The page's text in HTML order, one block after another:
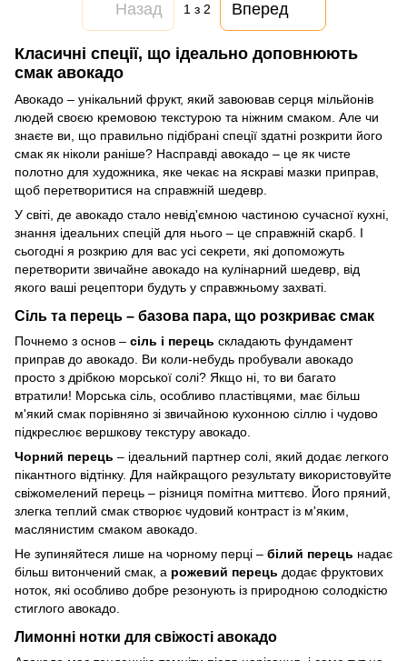
Класичні спеції, що ідеально доповнюють
смак авокадо
Авокадо – унікальний фрукт, який завоював серця мільйонів
людей своєю кремовою текстурою та ніжним смаком. Але чи
знаєте ви, що правильно підібрані спеції здатні розкрити його
смак як ніколи раніше? Насправді авокадо – це як чисте
полотно для художника, яке чекає на яскраві мазки приправ,
щоб перетворитися на справжній шедевр.
У світі, де авокадо стало невід'ємною частиною сучасної кухні,
знання ідеальних спецій для нього – це справжній скарб. І
сьогодні я розкрию для вас усі секрети, які допоможуть
перетворити звичайне авокадо на кулінарний шедевр, від
якого ваші рецептори будуть у справжньому захваті.
Сіль та перець – базова пара, що розкриває смак
Почнемо з основ – сіль і перець складають фундамент
приправ до авокадо. Ви коли-небудь пробували авокадо
просто з дрібкою морської солі? Якщо ні, то ви багато
втратили! Морська сіль, особливо пластівцями, має більш
м'який смак порівняно зі звичайною кухонною сіллю і чудово
підкреслює вершкову текстуру авокадо.
Чорний перець – ідеальний партнер солі, який додає легкого
пікантного відтінку. Для найкращого результату використовуйте
свіжомелений перець – різниця помітна миттєво. Його пряний,
злегка теплий смак створює чудовий контраст із м'яким,
маслянистим смаком авокадо.
Не зупиняйтеся лише на чорному перці – білий перець надає
більш витончений смак, а рожевий перець додає фруктових
ноток, які особливо добре резонують із природною солодкістю
стиглого авокадо.
Лимонні нотки для свіжості авокадо
Назад 1 з 2 Вперед